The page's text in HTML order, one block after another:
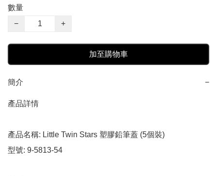
數量
−
+
加至購物車
簡介 −
產品詳情
產品名稱: Little Twin Stars 塑膠鉛筆蓋 (5個裝)
型號: 9-5813-54